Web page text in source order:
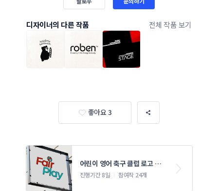
디자이너의 다른 작품 전체 작품 보기
좋아요 3
어린이 영어 축구 클럽 로고 디
자인 의뢰
진행기간 8일 참여작 24개